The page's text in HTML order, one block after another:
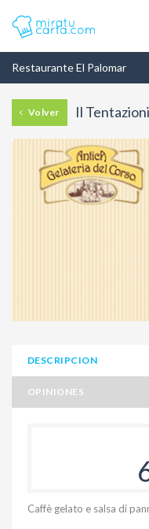
Restaurante El Palomar
Volver Il
DESCRIPCION
OPINIONES
Caffè gelato e salsa di